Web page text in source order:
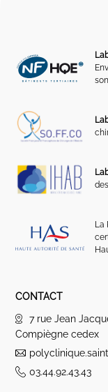
La
CONTACT
7 rue Jean
Compiègne cedex
03.44.92.43.43